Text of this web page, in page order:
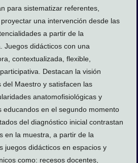
para sistematizar referentes,
una intervención desde las
a partir de la
Juegos didácticos con una
contextualizada, flexible,
Destacan la visión
Maestro y satisfacen las
anatomofisiológicas y
educandos en el segundo momento
del diagnóstico inicial contrastan
en la muestra, a partir de la
juegos didácticos en espacios y
como: recesos docentes,